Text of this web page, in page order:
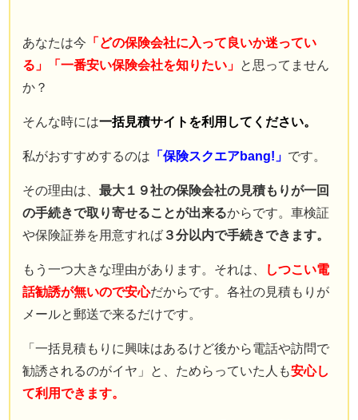
自動車保険の知識は全くなかった。
現在では年間７００件以上の
自動車保険の新規・変更手続き、
自動車事故の対応を行う。
自動車事故の場合には
契約者と相手との交渉なども行う。
自動車保険の知識ゼロから様々な経験を重ねることで理解した
知識を、
もっと多くの人に知ってほしいと願い、このサイトを立ち上げ
る。Read More…
サイト運営情報
プライバシーポリシー（個人情報保護方針）
免責事項
あなたは今 「どの保険会社に入って良いか迷ってい
る」「一番安い保険会社を知りたい」 と思ってません
か？
そんな時には一括見積サイトを利用してください。
私がおすすめするのは 「保険スクエアbang!」 です。
その理由は、最大１９社の保険会社の見積もりが一回
の手続きで取り寄せることが出来るからです。車検証
や保険証券を用意すれば ３分以内で手続きできます。
もう一つ大きな理由があります。それは、
しつこい電
話勧誘が無いので安心だからです。各社の見積もりが
メールと郵送で来るだけです。
「一括見積もりに興味はあるけど後から電話や訪問で
勧誘されるのがイヤ」と、ためらっていた人も安心し
て利用できます。